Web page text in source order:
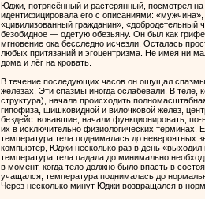
Юджи, потрясённый и растерянный, посмотрел на
идентифицировала его с описаниями:
«цивилизованный гражданин», «добродетельный
безобидное — одетую обезьяну. Он был как
мгновение ока бесследно исчезли. Осталась
любых притязаний и эгоцентризма. Не имея ни
дома и лёг на кровать.
В течение последующих часов он ощущал
железах. Эти спазмы иногда ослабевали. В
структура), начала происходить
гипофиза, шишковидной и вилочковой желёз,
бездействовавшие, начали функционировать,
их в исключительно физиологических терминах.
температура тела поднималась до невероятных
компьютер, Юджи несколько раз в день «выходил
температура тела падала до минимально
в момент, когда тело должно было впасть в
учащался, температура поднималась до
Через несколько минут Юджи возвращался в